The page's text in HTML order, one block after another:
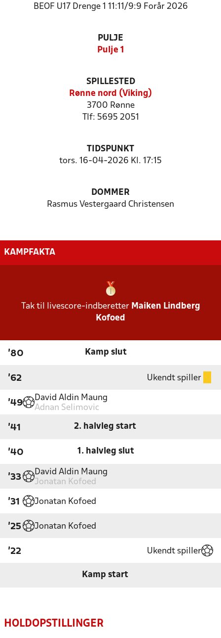
BEOF U17 Drenge 1 11:11/9:9 Forår 2026
PULJE
Pulje 1
SPILLESTED
Rønne nord (Viking)
3700 Rønne
Tlf: 5695 2051
TIDSPUNKT
tors. 16-04-2026 Kl. 17:15
DOMMER
Rasmus Vestergaard Christensen
KAMPFAKTA
Tak til livescore-indberetter Maiken Lindberg
Kofoed
'80 Kamp slut
'62 Ukendt spiller
'49
David Aldin Maung
Adnan Selimovic
'41 2. halvleg start
'40 1. halvleg slut
'33
David Aldin Maung
Jonatan Kofoed
'31 Jonatan Kofoed
'25 Jonatan Kofoed
'22 Ukendt spiller
Kamp start
HOLDOPSTILLINGER